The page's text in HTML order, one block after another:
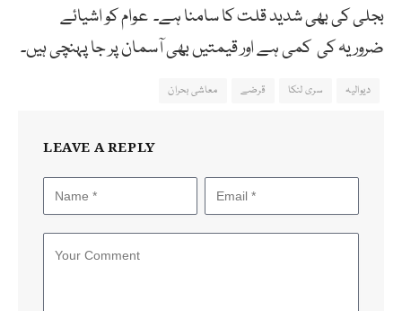
بجلی کی بھی شدید قلت کا سامنا ہے۔ عوام کو اشیائے
ضروریہ کی کمی ہے اور قیمتیں بھی آسمان پر جا پہنچی ہیں۔
دیوالیہ سری لنکا قرضے معاشی بحران
LEAVE A REPLY